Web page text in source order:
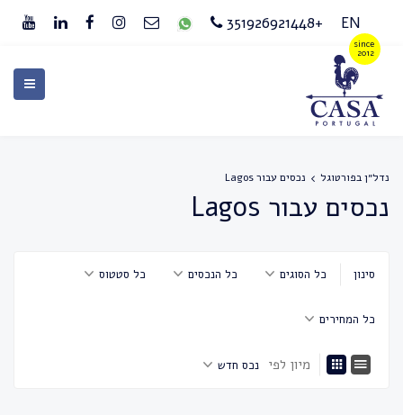
EN
+351926921448
נדל״ן בפורטוגל נכסים עבור Lagos
נכסים עבור Lagos
סינון כל הסוגים כל הנכסים כל סטטוס
כל המחירים
מיון לפי נכס חדש